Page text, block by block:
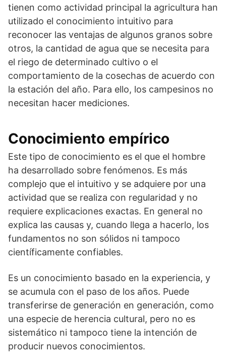
tienen como actividad principal la agricultura han
utilizado el conocimiento intuitivo para
reconocer las ventajas de algunos granos sobre
otros, la cantidad de agua que se necesita para
el riego de determinado cultivo o el
comportamiento de la cosechas de acuerdo con
la estación del año. Para ello, los campesinos no
necesitan hacer mediciones.
Conocimiento empírico
Este tipo de conocimiento es el que el hombre
ha desarrollado sobre fenómenos. Es más
complejo que el intuitivo y se adquiere por una
actividad que se realiza con regularidad y no
requiere explicaciones exactas. En general no
explica las causas y, cuando llega a hacerlo, los
fundamentos no son sólidos ni tampoco
científicamente confiables.
Es un conocimiento basado en la experiencia, y
se acumula con el paso de los años. Puede
transferirse de generación en generación, como
una especie de herencia cultural, pero no es
sistemático ni tampoco tiene la intención de
producir nuevos conocimientos.